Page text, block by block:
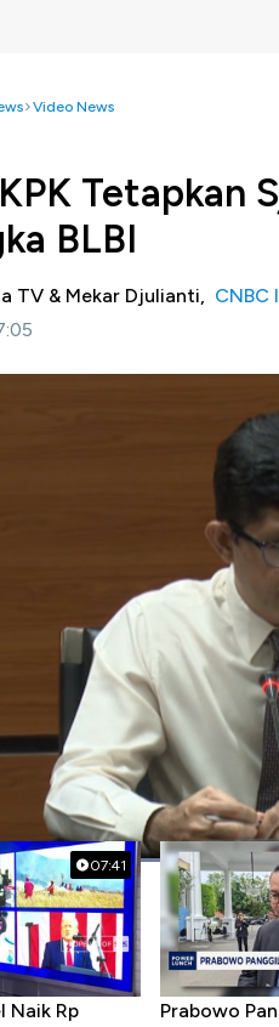
Video News
Tetapkan
BLBI
TV & Mekar Djulianti, CNBC
Dagang Nasional Indonesia
#kpk
07:41
Naik Rp
Prabowo